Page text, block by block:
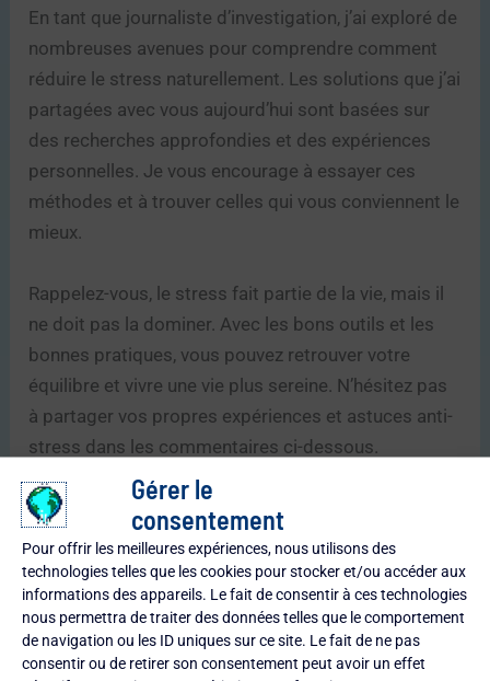
Gérer le
consentement
Pour offrir les meilleures expériences, nous utilisons des
technologies telles que les cookies pour stocker et/ou accéder aux
informations des appareils. Le fait de consentir à ces technologies
nous permettra de traiter des données telles que le comportement
de navigation ou les ID uniques sur ce site. Le fait de ne pas
consentir ou de retirer son consentement peut avoir un effet
En tant que journaliste d’investigation, j’ai exploré de
nombreuses avenues pour comprendre comment
réduire le stress naturellement. Les solutions que j’ai
partagées avec vous aujourd’hui sont basées sur
des recherches approfondies et des expériences
personnelles. Je vous encourage à essayer ces
méthodes et à trouver celles qui vous conviennent le
mieux.
Rappelez-vous, le stress fait partie de la vie, mais il
ne doit pas la dominer. Avec les bons outils et les
bonnes pratiques, vous pouvez retrouver votre
équilibre et vivre une vie plus sereine. N’hésitez pas
à partager vos propres expériences et astuces anti-
stress dans les commentaires ci-dessous.
Ensemble, nous pouvons créer une communauté de
soutien et de bien-être.
À bientôt pour de nouvelles découvertes,
Gonéri